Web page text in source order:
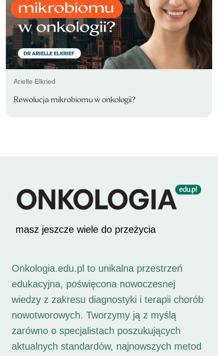
Arielle Elkried
Rewolucja mikrobiomu w onkologii?
masz jeszcze wiele do przeżycia
Onkologia.edu.pl to unikalna przestrzeń
edukacyjna, poświęcona nowoczesnej
wiedzy z zakresu diagnostyki i terapii chorób
nowotworowych. Tworzymy ją z myślą
zarówno o specjalistach poszukujących
aktualnych standardów, najnowszych metod